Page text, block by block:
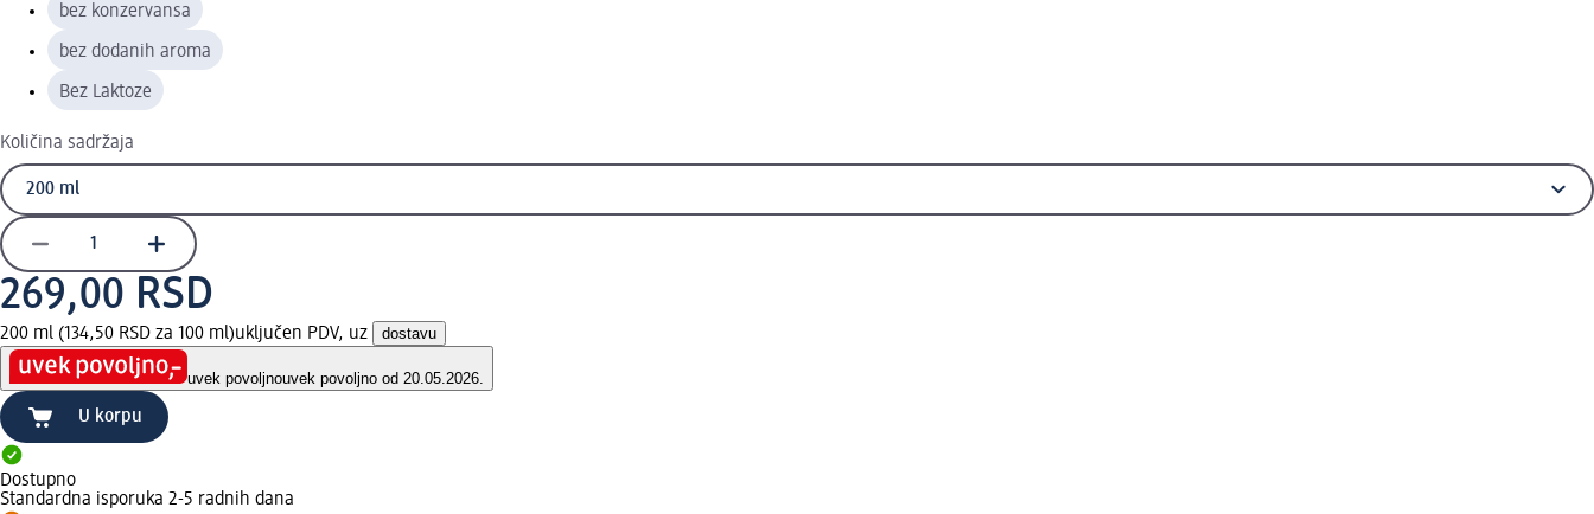
bez konzervansa
bez dodanih aroma
Bez Laktoze
Količina sadržaja
269,00 RSD
200 ml (134,50 RSD za 100 ml)uključen PDV, uz dostavu
uvek povoljnouvek povoljno od 20.05.2026.
U korpu
Dostupno
Standardna isporuka 2-5 radnih dana